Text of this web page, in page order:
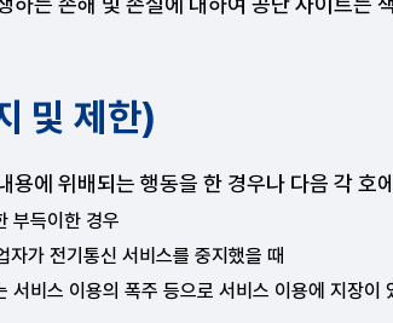
및 제한)
용에 위배되는 행동을 한 경우나 다음 각
부득이한 경우
가 전기통신 서비스를 중지했을 때
서비스 이용의 폭주 등으로 서비스 이용에 지장이